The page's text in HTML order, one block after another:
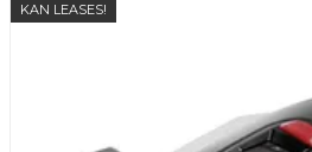
KAN LEASES!